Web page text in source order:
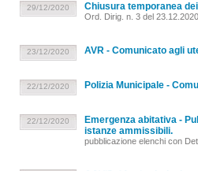
29/12/2020 Chiusura temporanea
Ord. Dirig. n. 3 del
23/12/2020 AVR - Comunicato agli
22/12/2020 Polizia Municipale -
22/12/2020
Emergenza abitativa -
istanze ammissibili.
pubblicazione elenchi con